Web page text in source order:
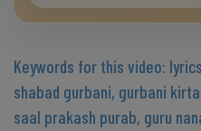
Keywords for this video:
shabad gurbani, gurbani
saal prakash purab, guru